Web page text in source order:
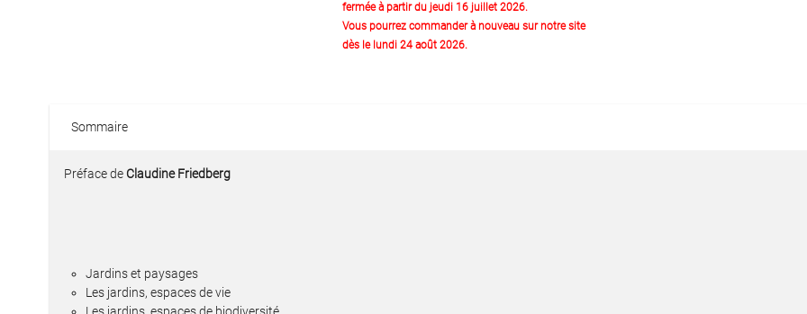
fermée à partir du jeudi 16 juillet 2026.
Vous pourrez commander à nouveau sur notre site
dès le lundi 24 août 2026.
Sommaire
Préface de Claudine Friedberg
Jardins et paysages
Les jardins, espaces de vie